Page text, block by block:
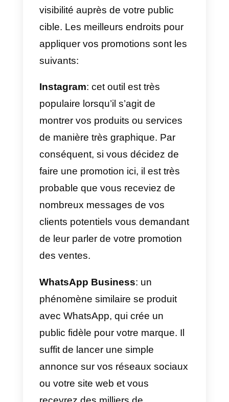
dans la plupart des pays. Il s’agit
d’acheter le produit ou le service
et de le payer en plusieurs fois
général, le prix en tranches est
plus cher que le prix en espèces.
6) Les prix des ventes de
vacances sont fixés à des
dates festives.
Ces promotions des ventes sont
parmi les plus efficaces. En
général, les prix sont réduits à
des dates telles que Noël, le
carnaval, Halloween, etc.
7) 2 pour 1 acheter un obtenir
deux gratuit.
Ils sont souvent utilisés dans les